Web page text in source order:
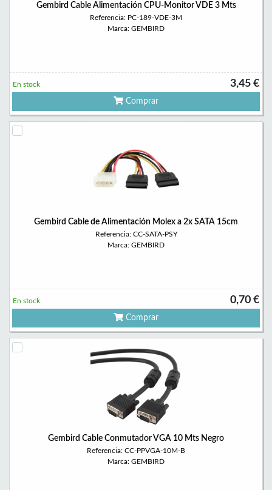
Gembird Cable Alimentación CPU-Monitor VDE 3 Mts
Referencia: PC-189-VDE-3M
Marca: GEMBIRD
3,45 €
En stock
Comprar
Gembird Cable de Alimentación Molex a 2x SATA 15cm
Referencia: CC-SATA-PSY
Marca: GEMBIRD
0,70 €
En stock
Comprar
Gembird Cable Conmutador VGA 10 Mts Negro
Referencia: CC-PPVGA-10M-B
Marca: GEMBIRD